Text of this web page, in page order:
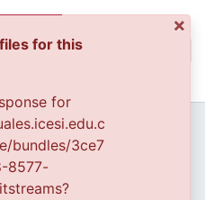
All of DSpace
Statistics
Archivo del Patrimonio Fotográfico y Fílmico del Valle del Cauca
FCCV - Comercio - Patrimonial
Imagen tomada en exterior, donde se puede apreciar una vía por la que transita un hombre en una bicicleta adaptada para la venta de helados
×
for this
for
bundles/3ce7
8577-